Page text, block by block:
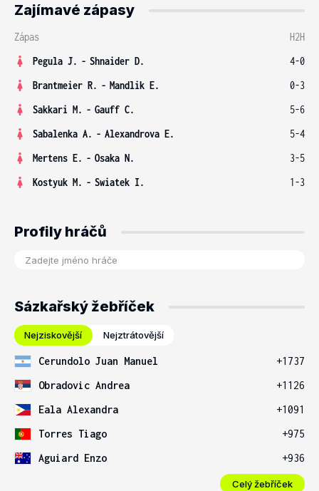
Zajímavé zápasy
Zápas
H2H
Pegula J. - Shnaider D.
4-0
Brantmeier R. - Mandlik E.
0-3
Sakkari M. - Gauff C.
5-6
Sabalenka A. - Alexandrova E.
5-4
Mertens E. - Osaka N.
3-5
Kostyuk M. - Swiatek I. 1-3
Profily hráčů
Sázkařský žebříček
Nejziskovější Nejztrátovější
Cerundolo Juan Manuel
+1737
Obradovic Andrea
+1126
Eala Alexandra
+1091
Torres Tiago
+975
Aguiard Enzo
+936
Celý žebříček